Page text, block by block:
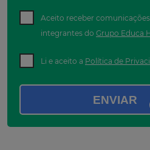
Aceito receber
integrantes do Grupo Educa
Li e aceito a Política de
ENVIAR